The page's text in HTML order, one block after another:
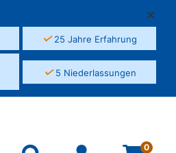
✓25 Jahre Erfahrung
✓5 Niederlassungen
0